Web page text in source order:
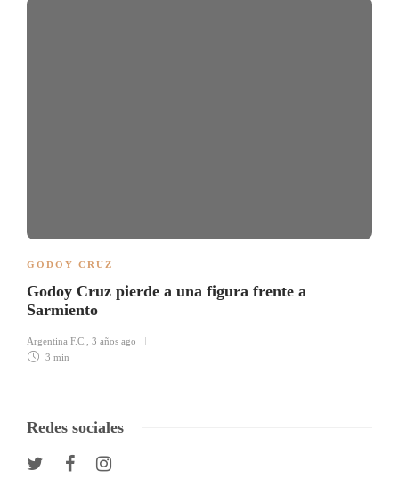
GODOY CRUZ
Godoy Cruz pierde a una figura frente a
Sarmiento
Argentina F.C.
3 años ago
3 min
Redes sociales